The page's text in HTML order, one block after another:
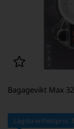
Bagagevikt Max
Lägsta enhetspris: